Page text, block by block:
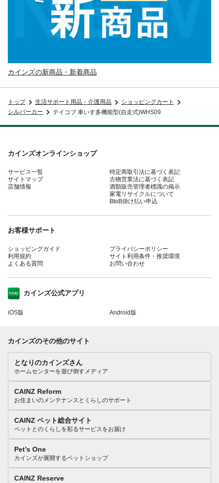
カインズの新商品・新着商品
トップ 生活サポート用品・介護用品
ショッピングカート
シルバーカー
テイコブ 車いす多機能型(自走式)WHS09
カインズオンラインショップ
サービス一覧
サイトマップ
店舗情報
特定商取引法に基づく表記
古物営業法に基づく表記
酒類販売管理者標識の掲示
家電リサイクルについて
BtoB掛け払い申込
お客様サポート
ショッピングガイド
利用規約
よくある質問
プライバシーポリシー
サイト利用条件・推奨環境
お問い合わせ
カインズ公式アプリ
iOS版 Android版
カインズのその他のサイト
となりのカインズさん
ホームセンターを遊び倒すメディア
CAINZ Reform
お住まいのメンテナンスとくらしのサポート
CAINZ ペット総合サイト
ペットとのくらしを彩るサービスをお届け
Pet’s One
カインズが展開するペットショップ
CAINZ Reserve